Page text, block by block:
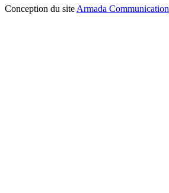
Conception du site Armada Communication